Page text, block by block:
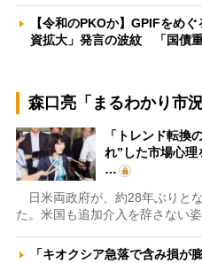
【令和のPKOか】GPIFをめ
資拡大」発言の波紋 「国債
森口亮「まるわかり市況
「トレンド転換
れ”した市場心理
…
日米両政府が、約28年ぶりと
た。米国も追加介入を辞さない
「キオクシア急落で含み損